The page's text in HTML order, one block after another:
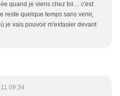
quand je viens chez toi.... c'est
reste quelque temps sans venir,
je vais pouvoir m'extasier devant
09:34